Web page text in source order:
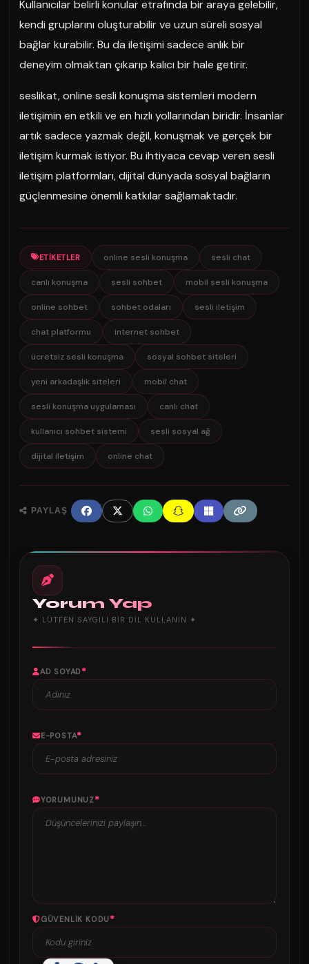
Kullanıcılar belirli konular etrafında bir araya gelebilir,
kendi gruplarını oluşturabilir ve uzun süreli sosyal
bağlar kurabilir. Bu da iletişimi sadece anlık bir
deneyim olmaktan çıkarıp kalıcı bir hale getirir.
seslikat, online sesli konuşma sistemleri modern
iletişimin en etkili ve en hızlı yollarından biridir. İnsanlar
artık sadece yazmak değil, konuşmak ve gerçek bir
iletişim kurmak istiyor. Bu ihtiyaca cevap veren sesli
iletişim platformları, dijital dünyada sosyal bağların
güçlenmesine önemli katkılar sağlamaktadır.
ETIKETLER online sesli konuşma sesli chat
canlı konuşma sesli sohbet mobil sesli konuşma
online sohbet sohbet odaları sesli iletişim
chat platformu internet sohbet
ücretsiz sesli konuşma sosyal sohbet siteleri
yeni arkadaşlık siteleri mobil chat
sesli konuşma uygulaması canlı chat
kullanıcı sohbet sistemi sesli sosyal ağ
dijital iletişim online chat
PAYLAŞ
Yorum Yap
✦ LÜTFEN SAYGILI BIR DIL KULLANIN ✦
AD SOYAD*
E-POSTA*
YORUMUNUZ*
GÜVENLIK KODU*